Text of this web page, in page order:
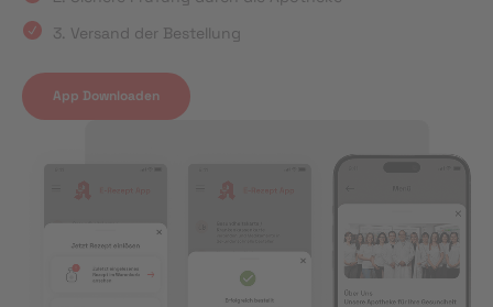
3. Versand der Bestellung
App Downloaden